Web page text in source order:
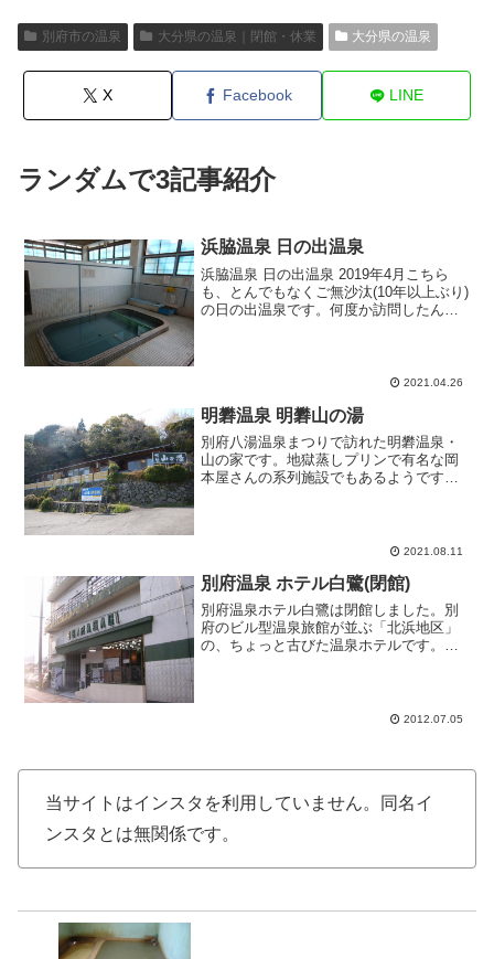
別府市の温泉 大分県の温泉｜閉館・休業 大分県の温泉
X Facebook LINE
ランダムで3記事紹介
浜脇温泉 日の出温泉
浜脇温泉 日の出温泉 2019年4月こちら
も、とんでもなくご無沙汰(10年以上ぶり)
の日の出温泉です。何度か訪問したんで
2021.04.26
明礬温泉 明礬山の湯
別府八湯温泉まつりで訪れた明礬温泉・
山の家です。地獄蒸しプリンで有名な岡
本屋さんの系列施設でもあるようです。
2021.08.11
別府温泉 ホテル白鷺(閉館)
別府温泉ホテル白鷺は閉館しました。別
府のビル型温泉旅館が並ぶ「北浜地区」
の、ちょっと古びた温泉ホテルです。女
2012.07.05
当サイトはインスタを利用していません。同名イ
ンスタとは無関係です。